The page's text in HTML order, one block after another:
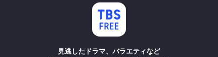
見逃したドラマ、バラエティなど